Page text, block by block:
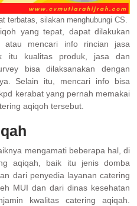
terbatas, silakan menghubungi CS.
yang tepat, dapat dilakukan
atau mencari info rincian jasa
itu kualitas produk, jasa dan
bisa dilaksanakan dengan
Selain itu, mencari info bisa
kerabat yang pernah memakai
aqiqoh tersebut.
mengamati beberapa hal, di
aqiqah, baik itu jenis domba
dari penyedia layanan catering
MUI dan dari dinas kesehatan
kwalitas catering aqiqah.